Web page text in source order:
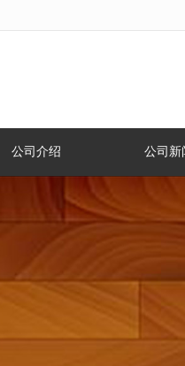
公司介绍 公司新